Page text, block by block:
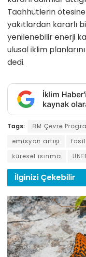
Taahhütlerin
yakıtlardan kararlı
yenilenebilir enerji
ulusal iklim
dedi.
İklim
kaynak
Tags: BM Çevre
emisyon artışı
fosil
küresel ısınma
İlginizi Çekebilir